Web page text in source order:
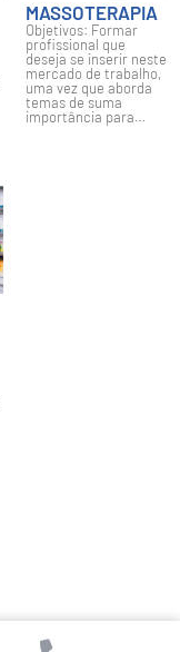
MASSOTERAPIA
Objetivos: Formar
profissional que
deseja se inserir neste
mercado de trabalho,
uma vez que aborda
temas de suma
importância para…